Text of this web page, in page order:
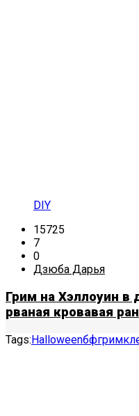
DIY
15725
7
0
Дзюба Дарья
Грим на Хэллоуин
рваная кровавая
Tags:Halloweenбфгрим